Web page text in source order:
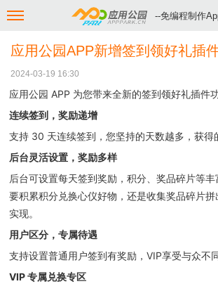
--免编程制作
应用公园APP新增签到领好礼插
2024-03-19 16:30
应用公园 APP 为您带来全新的签到领好礼插件
连续签到，奖励递增
支持 30 天连续签到，您坚持的天数越多，获得
后台灵活设置，奖励多样
后台可设置每天签到奖励，积分、奖品碎片等
要积累积分兑换心仪好物，还是收集奖品碎片
实现。
用户区分，专属待遇
支持设置普通用户签到有奖励，VIP享受与众不
VIP 专属兑换专区